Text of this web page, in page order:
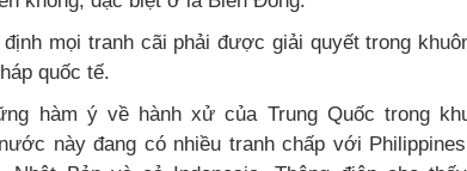
định mọi tranh cãi phải được giải quyết trong
quốc tế.
hàm ý về hành xử của Trung Quốc trong
này đang có nhiều tranh chấp với